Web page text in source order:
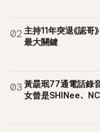
02 主持11年突退《認
最大關鍵
03黃晸珉77通電話錄
女曾是SHINee、